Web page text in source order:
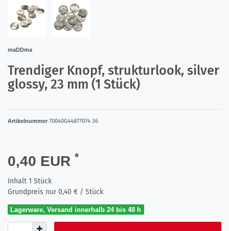
maDDma
Trendiger Knopf, strukturlook, silver
glossy, 23 mm (1 Stück)
Artikelnummer 70040G44877074 36
0,40 EUR *
Inhalt 1 Stück
Grundpreis nur0,40 € / Stück
Lagerware, Versand innerhalb 24 bis 48 h